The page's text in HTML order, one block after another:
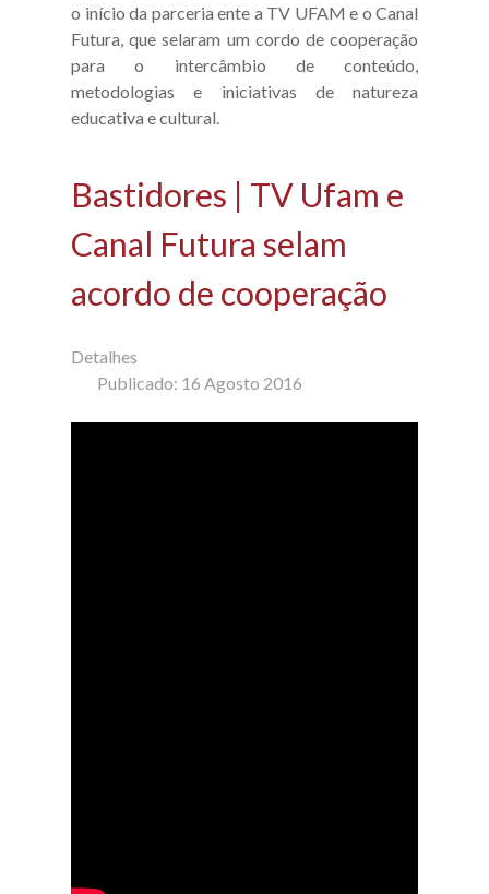
o início da parceria ente a TV UFAM e o Canal
Futura, que selaram um cordo de cooperação
para o intercâmbio de conteúdo,
metodologias e iniciativas de natureza
educativa e cultural.
Bastidores | TV Ufam e
Canal Futura selam
acordo de cooperação
Detalhes
Publicado: 16 Agosto 2016